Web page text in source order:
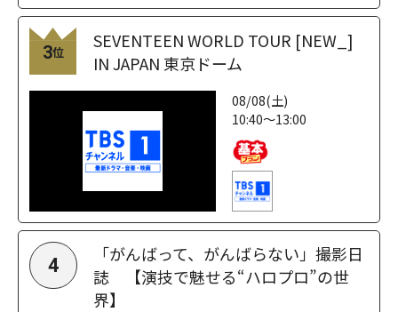
3位
SEVENTEEN WORLD TOUR [NEW_]
IN JAPAN 東京ドーム
08/08(土)
10:40～13:00
4
「がんばって、がんばらない」撮影日
誌 【演技で魅せる“ハロプロ”の世
界】